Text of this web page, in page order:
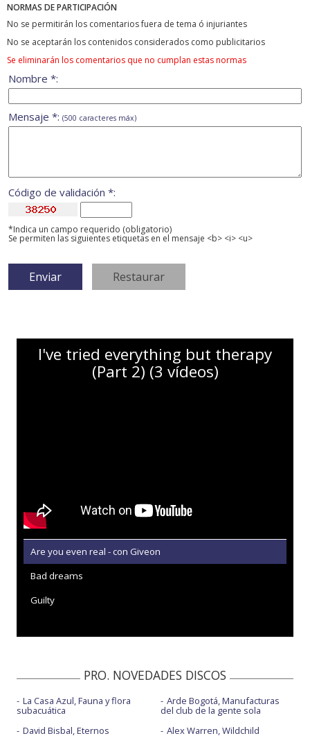
NORMAS DE PARTICIPACIÓN
No se permitirán los comentarios fuera de tema ó injuriantes
No se aceptarán los contenidos considerados como publicitarios
Se eliminarán los comentarios que no cumplan estas normas
Nombre *:
Mensaje *: (500 caracteres máx)
Código de validación *:
*Indica un campo requerido (obligatorio)
Se permiten las siguientes etiquetas en el mensaje <b> <i> <u>
I've tried everything but therapy
(Part 2) (3 vídeos)
Are you even real - con Giveon
Bad dreams
Guilty
PRO. NOVEDADES DISCOS
La Casa Azul, Fauna y flora
subacuática
David Bisbal, Eternos
Arde Bogotá, Manufacturas
del club de la gente sola
Alex Warren, Wildchild